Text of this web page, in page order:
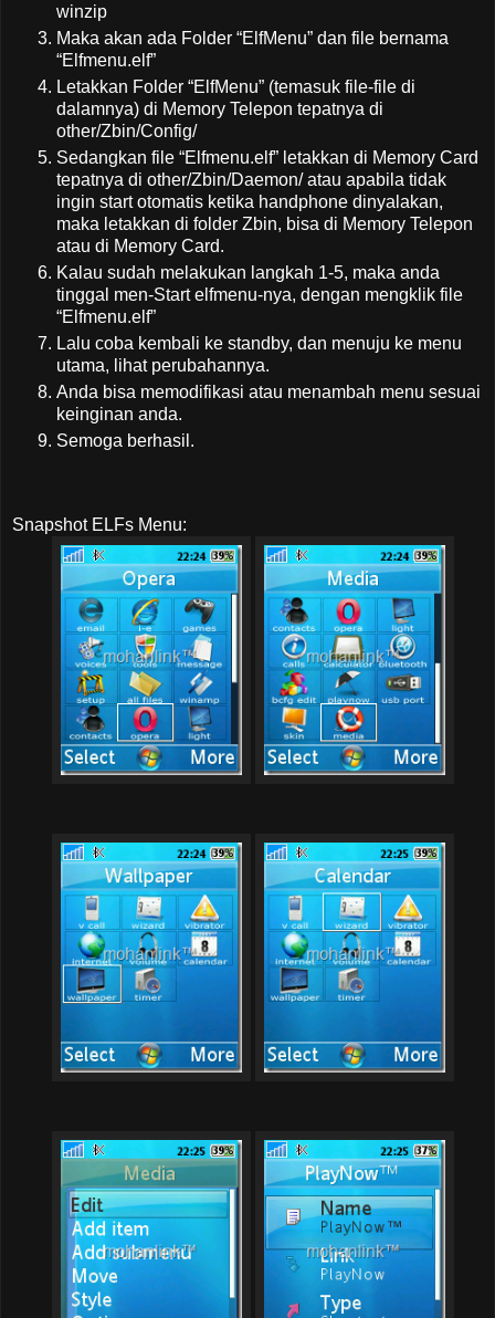
winzip
Maka akan ada Folder “ElfMenu” dan file bernama
“Elfmenu.elf”
Letakkan Folder “ElfMenu” (temasuk file-file di
dalamnya) di Memory Telepon tepatnya di
other/Zbin/Config/
Sedangkan file “Elfmenu.elf” letakkan di Memory Card
tepatnya di other/Zbin/Daemon/ atau apabila tidak
ingin start otomatis ketika handphone dinyalakan,
maka letakkan di folder Zbin, bisa di Memory Telepon
atau di Memory Card.
Kalau sudah melakukan langkah 1-5, maka anda
tinggal men-Start elfmenu-nya, dengan mengklik file
“Elfmenu.elf”
Lalu coba kembali ke standby, dan menuju ke menu
utama, lihat perubahannya.
Anda bisa memodifikasi atau menambah menu sesuai
keinginan anda.
Semoga berhasil.
Snapshot ELFs Menu: